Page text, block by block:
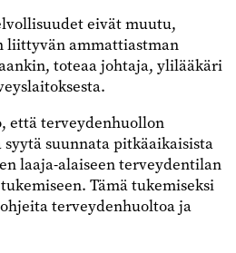
eivät muutu,
liittyvän ammattiastman
toteaa johtaja, ylilääkäri
että terveydenhuollon
syytä suunnata pitkäaikaisista
laaja-alaiseen terveydentilan
Tämä tukemiseksi
terveydenhuoltoa ja